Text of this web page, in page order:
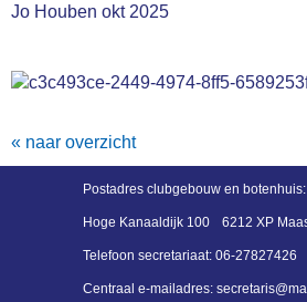
Jo Houben okt 2025
« naar overzicht
Postadres clubgebouw en botenhuis:
Hoge Kanaaldijk 100 6212 XP
Telefoon secretariaat: 06-27827426
Centraal e-mailadres: siraterces